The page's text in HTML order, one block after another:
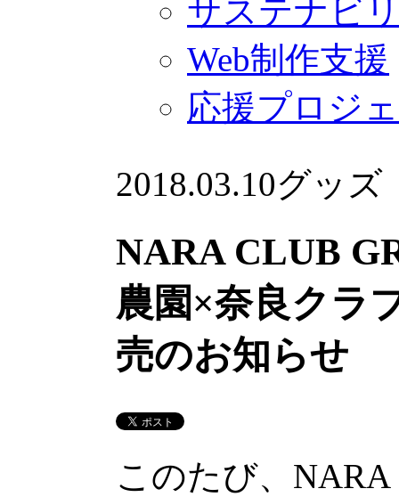
サステナビ
Web制作支援
応援プロジ
2018.03.10グッズ
NARA CLUB
農園×奈良クラ
売のお知らせ
このたび、NARA